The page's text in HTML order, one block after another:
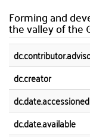
Forming and
the valley of the
dc.creator
dc.date.accessioned
dc.date.available